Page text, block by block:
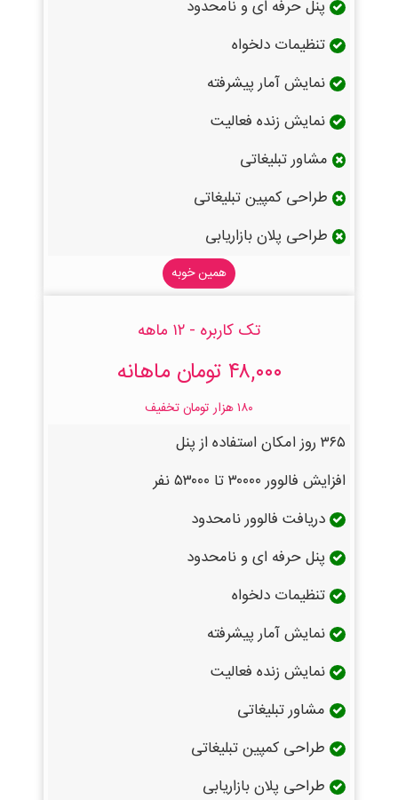
پنل حرفه ای و نامحدود
تنظیمات دلخواه
نمایش آمار پیشرفته
نمایش زنده فعالیت
مشاور تبلیغاتی
طراحی کمپین تبلیغاتی
طراحی پلان بازاریابی
همین خوبه
تک کاربره - ۱۲ ماهه
۴۸,۰۰۰ تومان ماهانه
۱۸۰ هزار تومان تخفیف
۳۶۵ روز امکان استفاده از پنل
افزایش فالوور ۳۰۰۰۰ تا ۵۳۰۰۰ نفر
دریافت فالوور نامحدود
پنل حرفه ای و نامحدود
تنظیمات دلخواه
نمایش آمار پیشرفته
نمایش زنده فعالیت
مشاور تبلیغاتی
طراحی کمپین تبلیغاتی
طراحی پلان بازاریابی